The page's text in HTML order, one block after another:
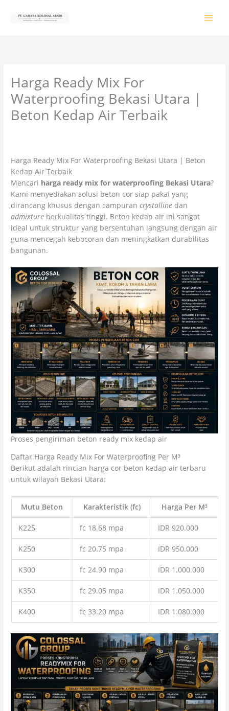
Harga Ready Mix For
Waterproofing Bekasi Utara |
Beton Kedap Air Terbaik
Harga Ready Mix For Waterproofing Bekasi Utara | Beton
Kedap Air Terbaik
Mencari harga ready mix for waterproofing Bekasi Utara?
Kami menyediakan solusi beton cor siap pakai yang
dirancang khusus dengan campurancrystalline dan
admixture berkualitas tinggi. Beton kedap air ini sangat
ideal untuk struktur yang bersentuhan langsung dengan air
guna mencegah kebocoran dan meningkatkan durabilitas
bangunan.
Proses pengiriman beton ready mix kedap air
Daftar Harga Ready Mix For Waterproofing Per M³
Berikut adalah rincian harga cor beton kedap air terbaru
untuk wilayah Bekasi Utara:
Mutu Beton Karakteristik (fc) Harga Per M³
K225 fc 18.68 mpa IDR 920.000
K250 fc 20.75 mpa IDR 950.000
K300 fc 24.90 mpa IDR 1.000.000
K350 fc 29.05 mpa IDR 1.050.000
K400 fc 33.20 mpa IDR 1.080.000